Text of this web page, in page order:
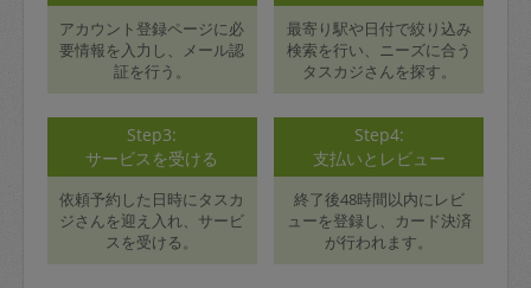
アカウント登録ページに必
要情報を入力し、メール認
証を行う。
最寄り駅や日付で絞り込み
検索を行い、ニーズに合う
タスカジさんを探す。
Step3:
サービスを受ける
依頼予約した日時にタスカ
ジさんを迎え入れ、サービ
スを受ける。
Step4:
支払いとレビュー
終了後48時間以内にレビ
ューを登録し、カード決済
が行われます。